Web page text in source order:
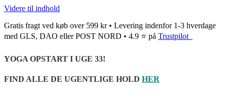
Videre til indhold
Gratis fragt ved køb over 599 kr • Levering indenfor 1-3 hverdage
med GLS, DAO eller POST NORD • 4.9 ⭐ på Trustpilot
YOGA OPSTART I UGE 33!
FIND ALLE DE UGENTLIGE HOLD HER